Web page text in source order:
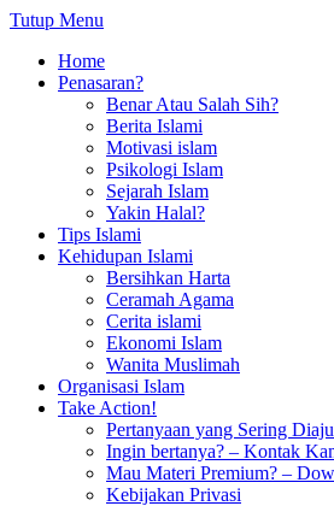
Tutup Menu
Home
Penasaran?
Benar Atau Salah Sih?
Berita Islami
Motivasi islam
Psikologi Islam
Sejarah Islam
Yakin Halal?
Tips Islami
Kehidupan Islami
Bersihkan Harta
Ceramah Agama
Cerita islami
Ekonomi Islam
Wanita Muslimah
Organisasi Islam
Take Action!
Pertanyaan yang Sering
Ingin bertanya? – Kontak
Mau Materi Premium? –
Kebijakan Privasi